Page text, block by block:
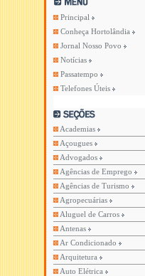
Principal
Conheça Hortolândia
Jornal Nosso Povo
Notícias
Passatempo
Telefones Úteis
Academias
Açougues
Advogados
Agências de Emprego
Agências de Turismo
Agropecuárias
Aluguel de Carros
Antenas
Ar Condicionado
Arquitetura
Auto Elétrica